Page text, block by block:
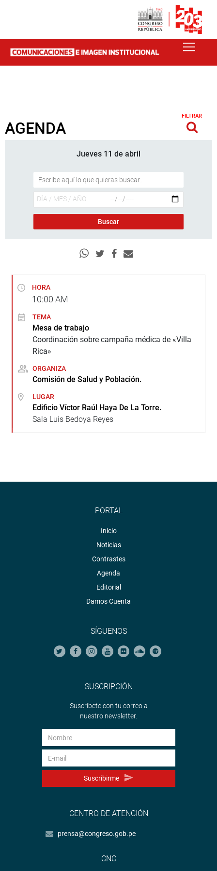
AGENDA
FILTRAR
Jueves 11 de abril
HORA
10:00 AM
TEMA
Mesa de trabajo
Coordinación sobre campaña médica de «Villa
Rica»
ORGANIZA
Comisión de Salud y Población.
LUGAR
Edificio Víctor Raúl Haya De La Torre.
Sala Luis Bedoya Reyes
PORTAL
Inicio
Noticias
Contrastes
Agenda
Editorial
Damos Cuenta
SÍGUENOS
SUSCRIPCIÓN
Suscríbete con tu correo a
nuestro newsletter.
Suscribirme
CENTRO DE ATENCIÓN
prensa@congreso.gob.pe
CNC